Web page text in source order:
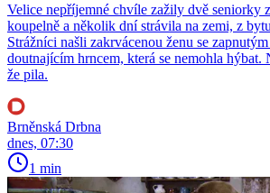
Velice nepříjemné chvíle zažily dvě seniorky
koupelně a několik dní strávila na zemi, z
Strážníci našli zakrvácenou ženu se
doutnajícím hrncem, která se nemohla hýbat.
že pila.
Brněnská Drbna
dnes, 07:30
1 min